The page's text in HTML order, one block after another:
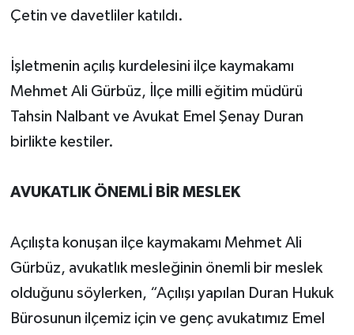
Çetin ve davetliler katıldı.
İşletmenin açılış kurdelesini ilçe kaymakamı
Mehmet Ali Gürbüz, İlçe milli eğitim müdürü
Tahsin Nalbant ve Avukat Emel Şenay Duran
birlikte kestiler.
AVUKATLIK ÖNEMLİ BİR MESLEK
Açılışta konuşan ilçe kaymakamı Mehmet Ali
Gürbüz, avukatlık mesleğinin önemli bir meslek
olduğunu söylerken, “Açılışı yapılan Duran Hukuk
Bürosunun ilçemiz için ve genç avukatımız Emel